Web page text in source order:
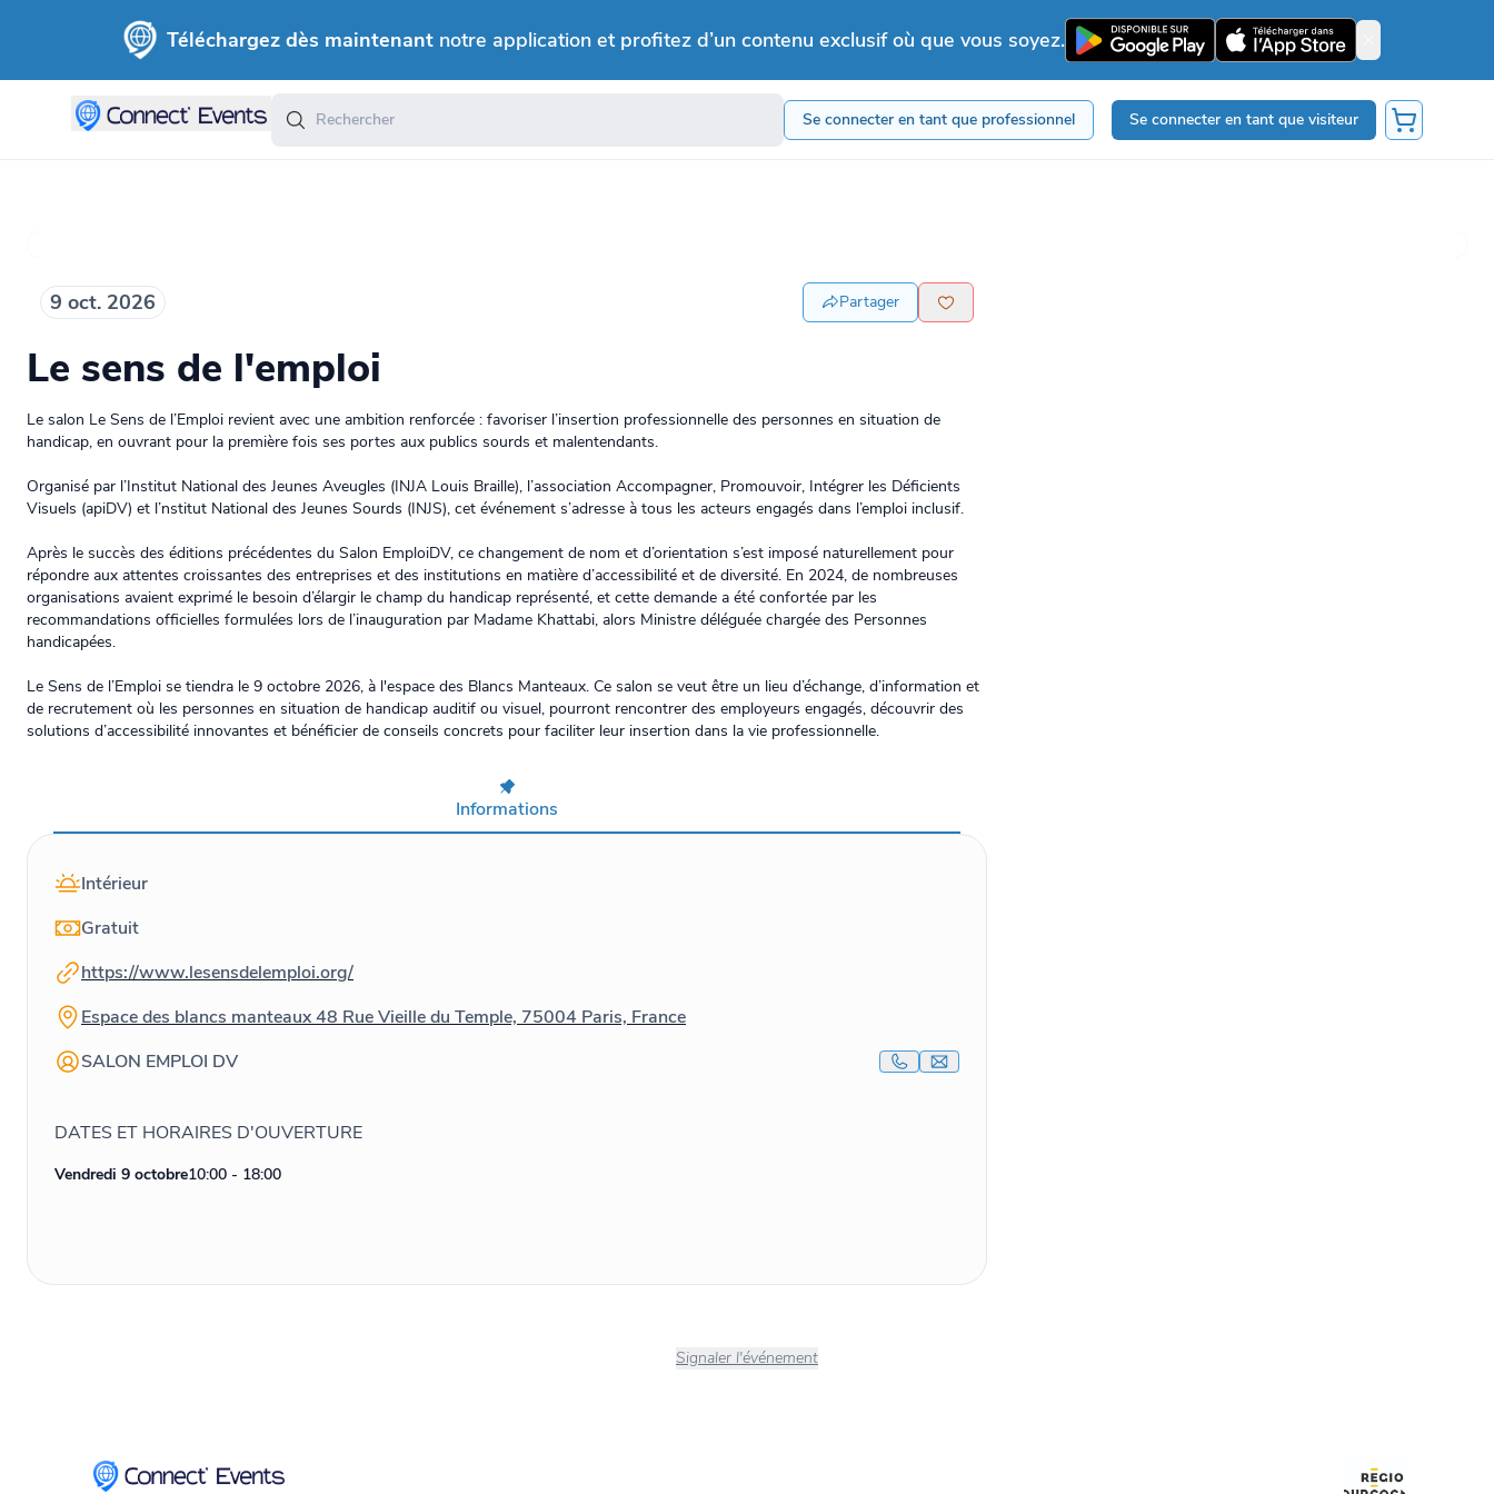
Téléchargez dès maintenant notre application et profitez d’un contenu exclusif où que vous soyez.
Se connecter en tant que professionnel Se connecter en tant que visiteur
9 oct. 2026 Partager
Le sens de l'emploi
Le salon Le Sens de l’Emploi revient avec une ambition renforcée : favoriser l’insertion professionnelle des personnes en situation de
handicap, en ouvrant pour la première fois ses portes aux publics sourds et malentendants.
Organisé par l’Institut National des Jeunes Aveugles (INJA Louis Braille), l’association Accompagner, Promouvoir, Intégrer les Déficients
Visuels (apiDV) et l’nstitut National des Jeunes Sourds (INJS), cet événement s’adresse à tous les acteurs engagés dans l’emploi inclusif.
Après le succès des éditions précédentes du Salon EmploiDV, ce changement de nom et d’orientation s’est imposé naturellement pour
répondre aux attentes croissantes des entreprises et des institutions en matière d’accessibilité et de diversité. En 2024, de nombreuses
organisations avaient exprimé le besoin d’élargir le champ du handicap représenté, et cette demande a été confortée par les
recommandations officielles formulées lors de l’inauguration par Madame Khattabi, alors Ministre déléguée chargée des Personnes
handicapées.
Le Sens de l’Emploi se tiendra le 9 octobre 2026, à l'espace des Blancs Manteaux. Ce salon se veut être un lieu d’échange, d’information et
de recrutement où les personnes en situation de handicap auditif ou visuel, pourront rencontrer des employeurs engagés, découvrir des
solutions d’accessibilité innovantes et bénéficier de conseils concrets pour faciliter leur insertion dans la vie professionnelle.
Informations
Intérieur
Gratuit
https://www.lesensdelemploi.org/
Espace des blancs manteaux 48 Rue Vieille du Temple, 75004 Paris, France
SALON EMPLOI DV
DATES ET HORAIRES D'OUVERTURE
Vendredi 9 octobre10:00 - 18:00
Signaler l'événement